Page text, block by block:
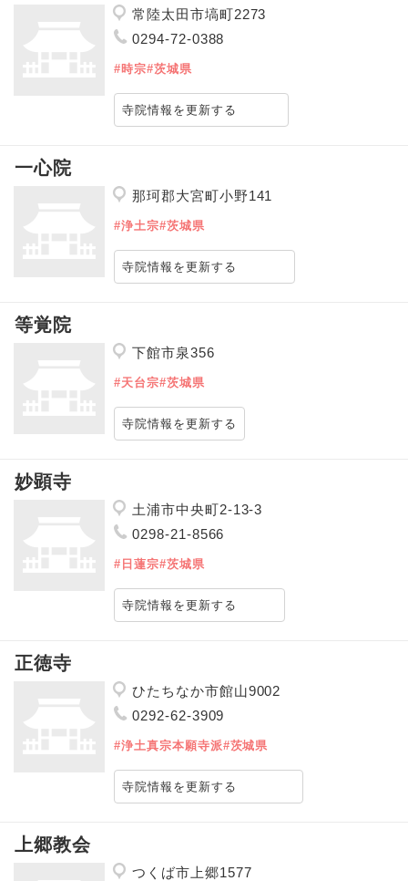
常陸太田市塙町2273
0294-72-0388
#時宗#茨城県
寺院情報を更新する
一心院
那珂郡大宮町小野141
#浄土宗#茨城県
寺院情報を更新する
等覚院
下館市泉356
#天台宗#茨城県
寺院情報を更新する
妙顕寺
土浦市中央町2-13-3
0298-21-8566
#日蓮宗#茨城県
寺院情報を更新する
正徳寺
ひたちなか市館山9002
0292-62-3909
#浄土真宗本願寺派#茨城県
寺院情報を更新する
上郷教会
つくば市上郷1577